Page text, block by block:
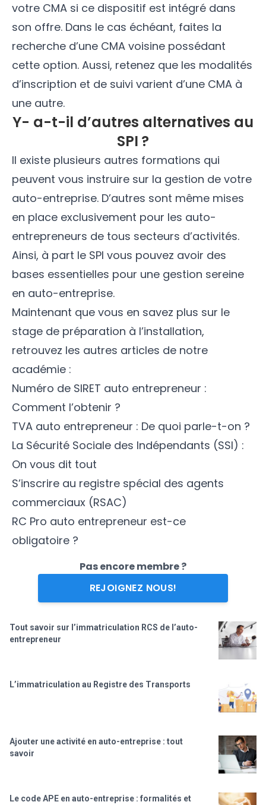
votre CMA si ce dispositif est intégré dans
son offre. Dans le cas échéant, faites la
recherche d’une CMA voisine possédant
cette option. Aussi, retenez que les modalités
d’inscription et de suivi varient d’une CMA à
une autre.
Y- a-t-il d’autres alternatives au
SPI ?
Il existe plusieurs autres formations qui
peuvent vous instruire sur la gestion de votre
auto-entreprise. D’autres sont même mises
en place exclusivement pour les auto-
entrepreneurs de tous secteurs d’activités.
Ainsi, à part le SPI vous pouvez avoir des
bases essentielles pour une gestion sereine
en auto-entreprise.
Maintenant que vous en savez plus sur le
stage de préparation à l’installation,
retrouvez les autres articles de notre
académie :
Numéro de SIRET auto entrepreneur :
Comment l’obtenir ?
TVA auto entrepreneur : De quoi parle-t-on ?
La Sécurité Sociale des Indépendants (SSI) :
On vous dit tout
S’inscrire au registre spécial des agents
commerciaux (RSAC)
RC Pro auto entrepreneur est-ce
obligatoire ?
Pas encore membre ?
REJOIGNEZ NOUS!
Tout savoir sur l’immatriculation RCS de l’auto-
entrepreneur
L’immatriculation au Registre des Transports
Ajouter une activité en auto-entreprise : tout
savoir
Le code APE en auto-entreprise : formalités et